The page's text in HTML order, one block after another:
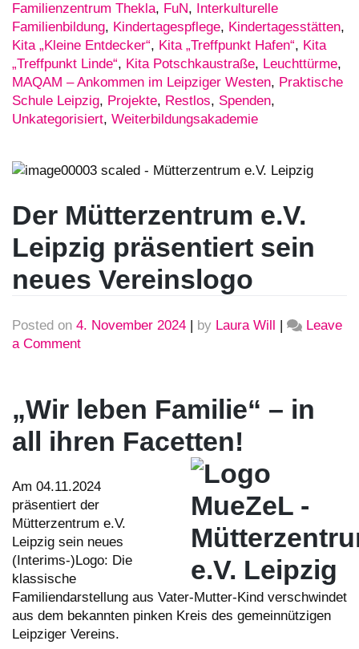
Familienzentrum Thekla, FuN,
Interkulturelle
Familienbildung, Kindertagespflege, Kindertagesstätten,
Kita „Kleine Entdecker“, Kita „Treffpunkt Hafen“, Kita
„Treffpunkt Linde“, Kita Potschkaustraße, Leuchttürme,
MAQAM – Ankommen im Leipziger Westen, Praktische
Schule Leipzig, Projekte, Restlos, Spenden,
Unkategorisiert, Weiterbildungsakademie
Der Mütterzentrum e.V.
Leipzig präsentiert sein
neues Vereinslogo
Posted on 4. November 2024 by Laura Will
Leave
a Comment
e.V.
Leipzig
präsentiert
sein
Vereinslogo
„Wir leben Familie“ – in
all ihren Facetten!
Am 04.11.2024
präsentiert der
Mütterzentrum e.V.
Leipzig sein neues
(Interims-)Logo: Die
klassische
Familiendarstellung aus Vater-Mutter-Kind verschwindet
aus dem bekannten pinken Kreis des gemeinnützigen
Leipziger Vereins.